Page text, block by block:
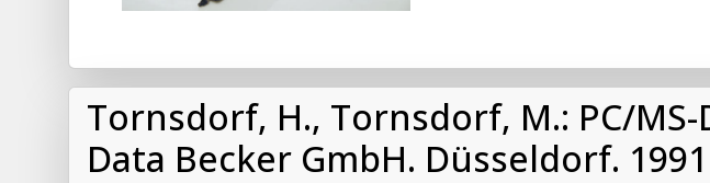
Tornsdorf, H., Tornsdorf, M.: PC/MS-
Data Becker GmbH. Düsseldorf. 1991